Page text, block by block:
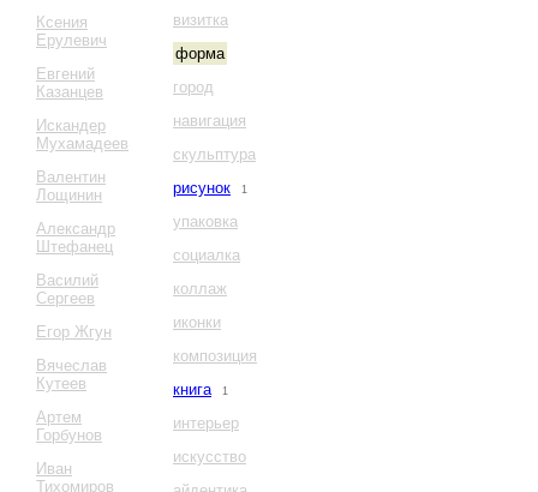
Ксения
Ерулевич
Евгений
Казанцев
Искандер
Мухамадеев
Валентин
Лощинин
Александр
Штефанец
Василий
Сергеев
Егор Жгун
Вячеслав
Кутеев
Артем
Горбунов
Иван
Тихомиров
визитка
форма
город
навигация
скульптура
рисунок
1
упаковка
социалка
коллаж
иконки
композиция
книга
1
интерьер
искусство